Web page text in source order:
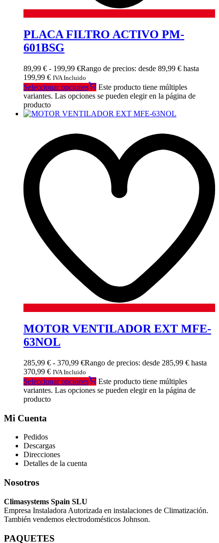
PLACA FILTRO ACTIVO PM-
601BSG
89,99 € - 199,99 €Rango de precios: desde 89,99 € hasta
199,99 € IVA Incluido
Seleccionar opciones
Este producto tiene múltiples
variantes. Las opciones se pueden elegir en la página de
producto
MOTOR VENTILADOR EXT MFE-
63NOL
285,99 € - 370,99 €Rango de precios: desde 285,99 € hasta
370,99 € IVA Incluido
Seleccionar opciones
Este producto tiene múltiples
variantes. Las opciones se pueden elegir en la página de
producto
Mi Cuenta
Pedidos
Descargas
Direcciones
Detalles de la cuenta
Nosotros
Climasystems Spain SLU
Empresa Instaladora Autorizada en instalaciones de Climatización.
También vendemos electrodomésticos Johnson.
PAQUETES